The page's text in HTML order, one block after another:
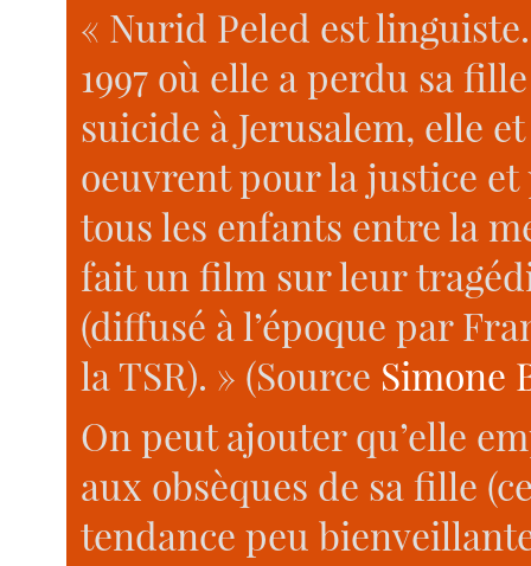
« Nurid Peled est
1997 où elle a perdu sa
suicide à Jerusalem, elle
oeuvrent pour la justice
tous les enfants entre la
fait un film sur leur
(diffusé à l’époque par
la TSR). » (Source Simone
On peut ajouter qu’elle
aux obsèques de sa fille
tendance peu